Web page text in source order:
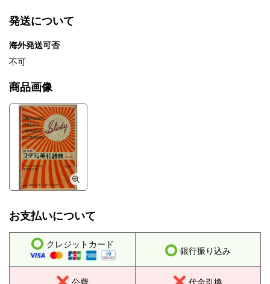
発送について
海外発送可否
不可
商品画像
お支払いについて
クレジットカード
銀行振り込み